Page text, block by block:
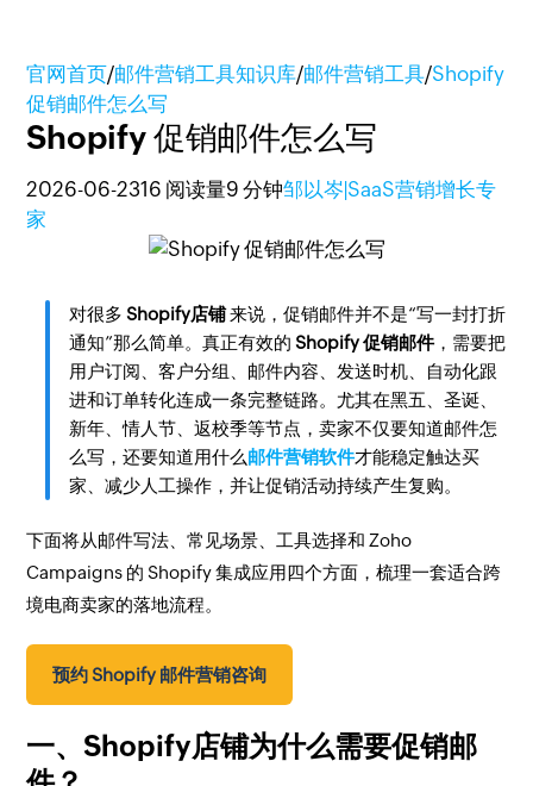
官网首页/邮件营销工具知识库/邮件营销工具/Shopify
促销邮件怎么写
Shopify 促销邮件怎么写
2026-06-2316 阅读量9 分钟邹以岑|SaaS营销增长专
家
对很多Shopify店铺来说，促销邮件并不是“写一封打折
通知”那么简单。真正有效的Shopify 促销邮件，需要把
用户订阅、客户分组、邮件内容、发送时机、自动化跟
进和订单转化连成一条完整链路。尤其在黑五、圣诞、
新年、情人节、返校季等节点，卖家不仅要知道邮件怎
么写，还要知道用什么邮件营销软件才能稳定触达买
家、减少人工操作，并让促销活动持续产生复购。
下面将从邮件写法、常见场景、工具选择和 Zoho
Campaigns 的 Shopify 集成应用四个方面，梳理一套适合跨
境电商卖家的落地流程。
预约 Shopify 邮件营销咨询
一、Shopify店铺为什么需要促销邮